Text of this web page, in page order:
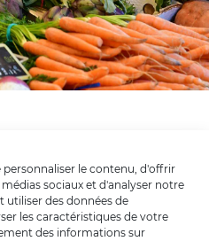
le contenu, d'offrir
sociaux et d'analyser notre
des données de
les caractéristiques de votre
des informations sur